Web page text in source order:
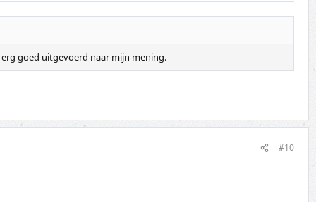
erg goed uitgevoerd naar mijn mening.
#10